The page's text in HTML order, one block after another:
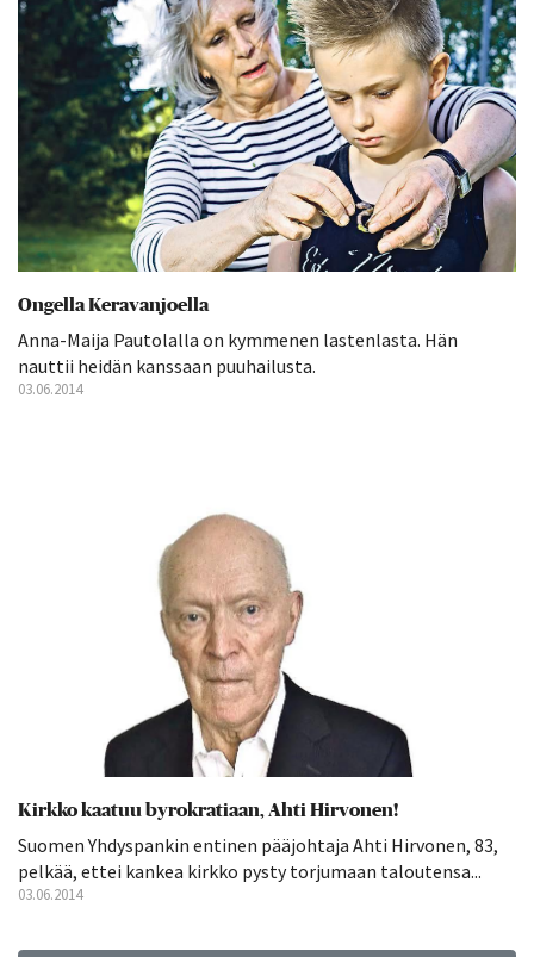
Ongella Keravanjoella
Anna-Maija Pautolalla on kymmenen lastenlasta. Hän
nauttii heidän kanssaan puuhailusta.
03.06.2014
Kirkko kaatuu byrokratiaan, Ahti Hirvonen!
Suomen Yhdyspankin entinen pääjohtaja Ahti Hirvonen, 83,
pelkää, ettei kankea kirkko pysty torjumaan taloutensa...
03.06.2014